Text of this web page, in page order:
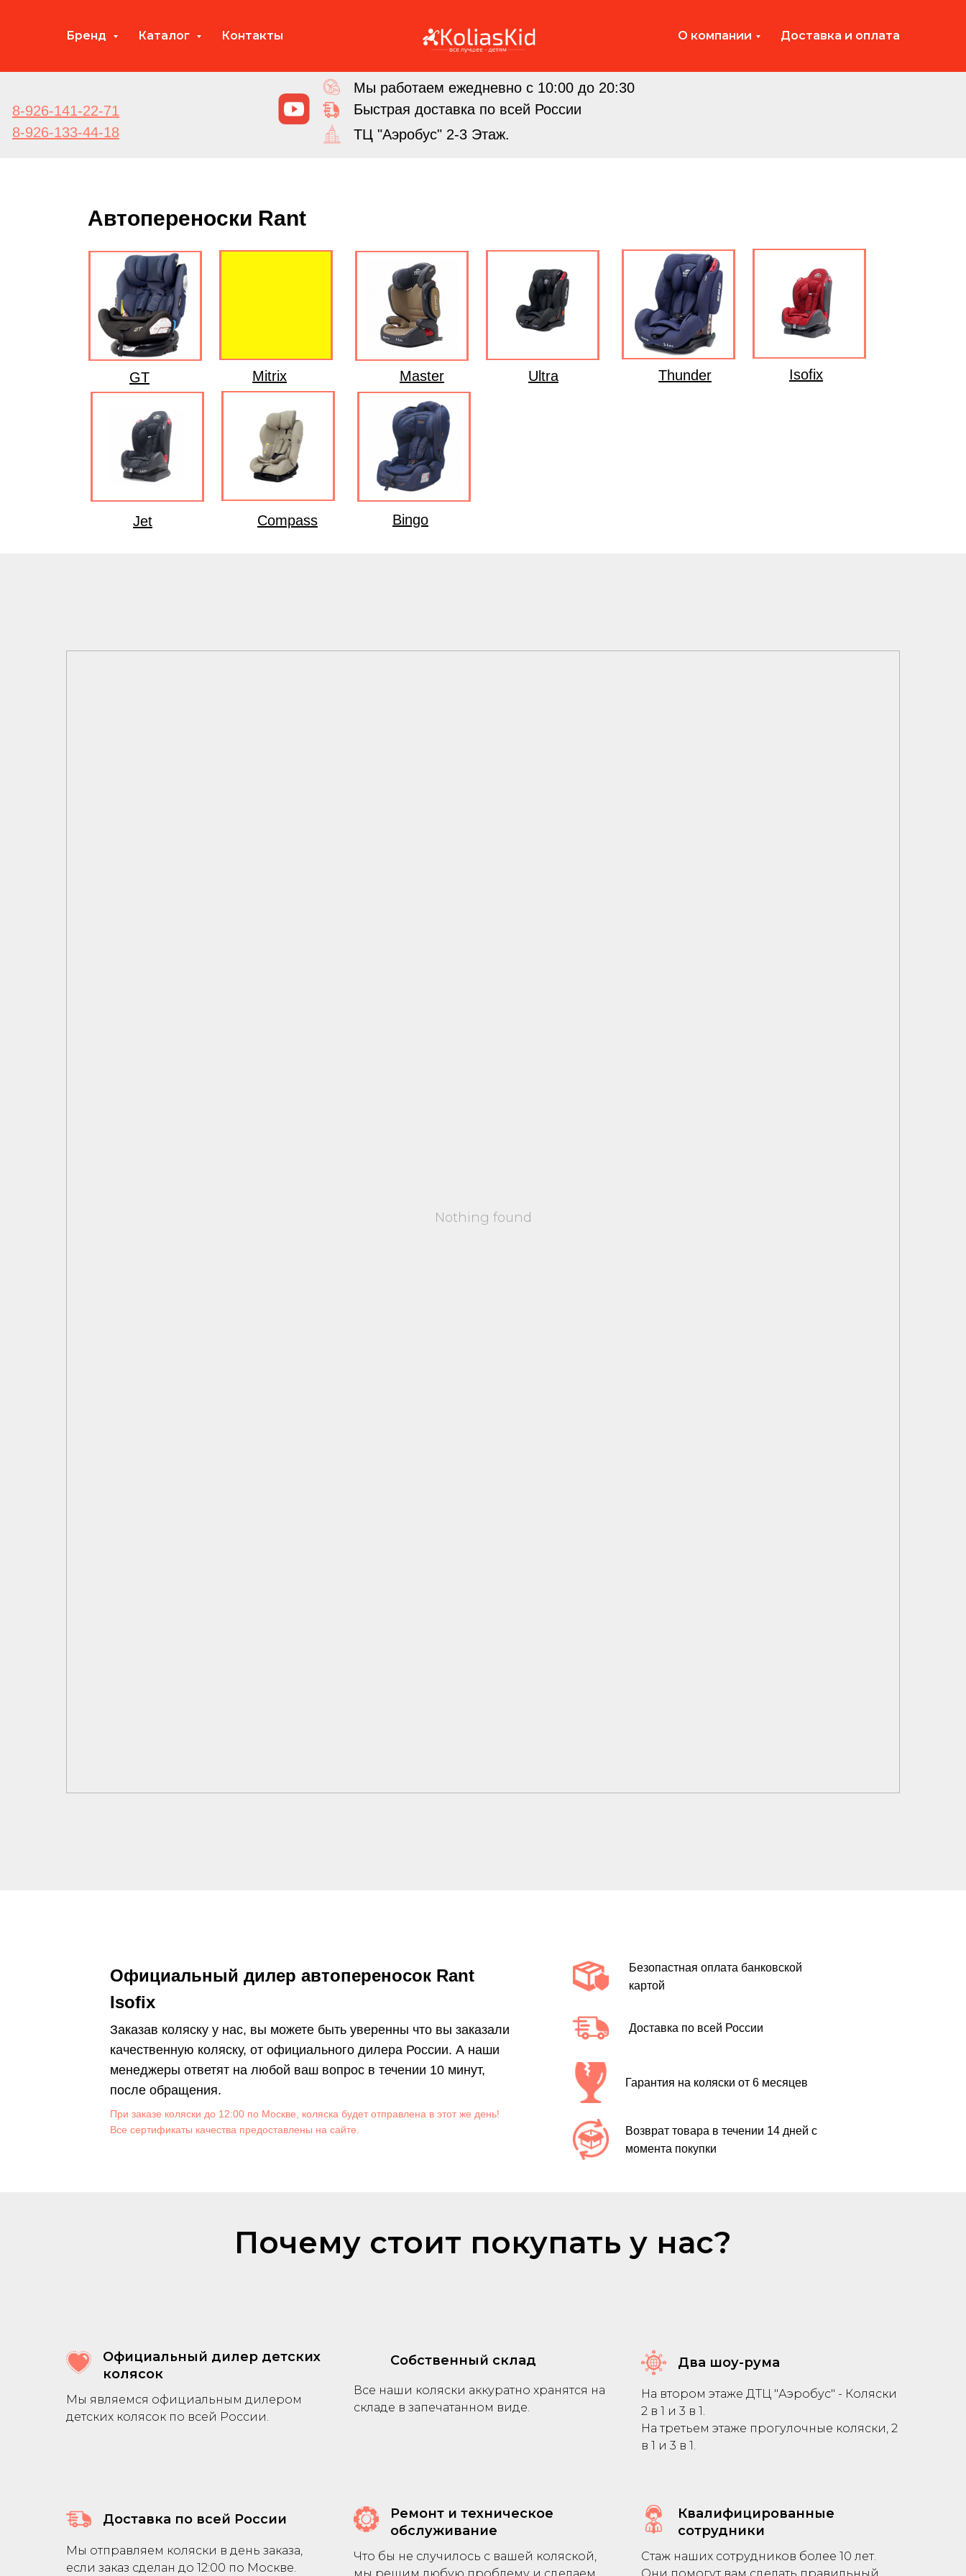
Бренд Каталог Контакты О компании Доставка и оплата
Мы работаем ежедневно с 10:00 до 20:30
Быстрая доставка по всей России
ТЦ "Аэробус" 2-3 Этаж.
8-926-141-22-71
8-926-133-44-18
GT Mitrix Master Ultra Thunder Isofix
Jet Compass Bingo
Автопереноски Rant
Nothing found
Официальный дилер автопереносок Rant
Isofix
Заказав коляску у нас, вы можете быть уверенны что вы заказали
качественную коляску, от официального дилера России. А наши
менеджеры ответят на любой ваш вопрос в течении 10 минут,
после обращения.
При заказе коляски до 12:00 по Москве, коляска будет отправлена в этот же день!
Все сертификаты качества предоставлены на сайте.
Возврат товара в течении 14 дней с
момента покупки
Гарантия на коляски от 6 месяцев
Безопастная оплата банковской
картой
Доставка по всей России
Почему стоит покупать у нас?
Официальный дилер детских
колясок
Мы являемся официальным дилером
детских колясок по всей России.
Собственный склад
Все наши коляски аккуратно хранятся на
складе в запечатанном виде.
Два шоу-рума
На втором этаже ДТЦ "Аэробус" - Коляски
2 в 1 и 3 в 1.
На третьем этаже прогулочные коляски, 2
в 1 и 3 в 1.
Доставка по всей России
Мы отправляем коляски в день заказа,
если заказ сделан до 12:00 по Москве.
Ремонт и техническое
обслуживание
Что бы не случилось с вашей коляской,
Квалифицированные
сотрудники
Стаж наших сотрудников более 10 лет.